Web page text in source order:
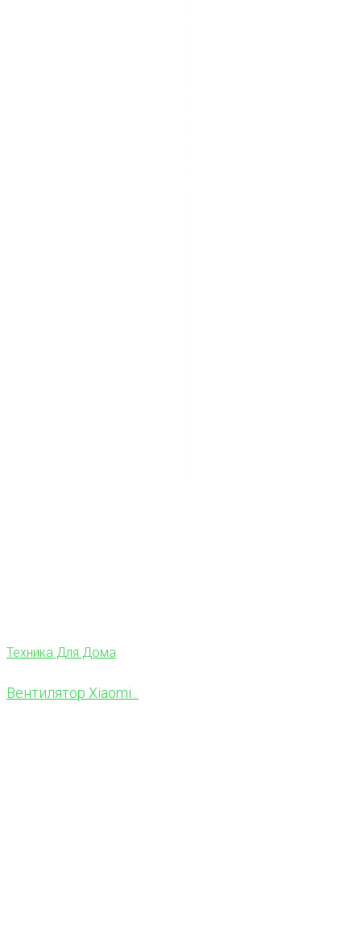
Техника Для Дома
Вентилятор Xiaomi...